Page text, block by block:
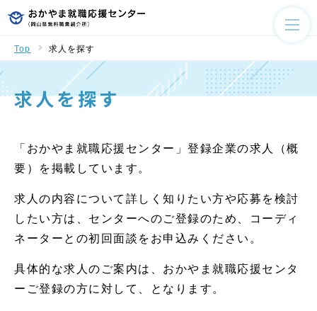
Top 求人を探す
求人を探す
「おかやま就職応援センター」登録企業の求人（概
要）を掲載しています。
求人の内容について詳しく知りたい方や応募を検討
したい方は、センターへのご登録のため、コーディ
ネーターとの初回面談をお申込みください。
具体的な求人のご案内は、おかやま就職応援センタ
ーご登録の方に対して、となります。